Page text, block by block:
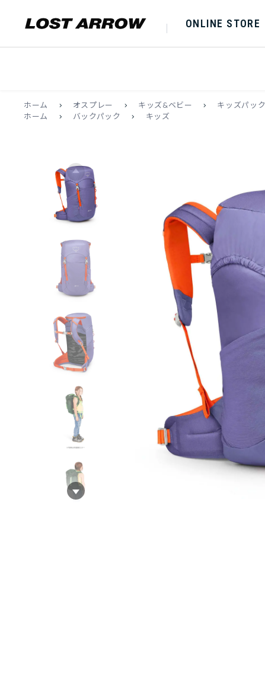
ONLINE STORE
ホーム > オスプレー > キッズ&ベビー >
キッズパック
ホーム
> バックパック > キッズ